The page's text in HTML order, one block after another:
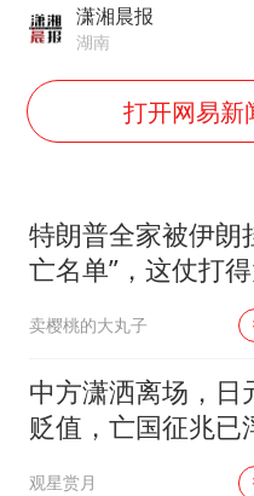
手
加
潇湘晨报
湖南
打开网易新
特朗普全家被伊朗
亡名单”，这仗打
卖樱桃的大丸子
中方潇洒离场，日
贬值，亡国征兆已
观星赏月